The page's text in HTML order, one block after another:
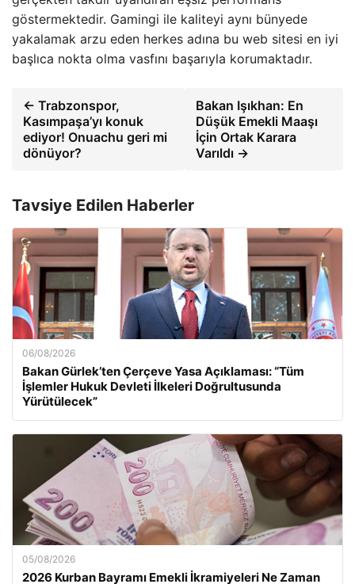
göstermektedir. Gamingi ile kaliteyi aynı bünyede
yakalamak arzu eden herkes adına bu web sitesi en iyi
başlıca nokta olma vasfını başarıyla korumaktadır.
← Trabzonspor,
Kasımpaşa’yı konuk
ediyor! Onuachu geri mi
dönüyor?
Bakan Işıkhan: En
Düşük Emekli Maaşı
İçin Ortak Karara
Varıldı →
Tavsiye Edilen Haberler
06/08/2026
Bakan Gürlek’ten Çerçeve Yasa Açıklaması: “Tüm
İşlemler Hukuk Devleti İlkeleri Doğrultusunda
Yürütülecek”
05/08/2026
2026 Kurban Bayramı Emekli İkramiyeleri Ne Zaman